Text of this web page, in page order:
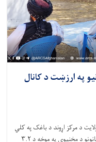
افغانیو په ارزښت د کانال
د مرکز اړوند د باغک په کلي
کې د سېلابونو له امله د رامنځته کېدونکو زیانونو د مخنیوي په موخه د ۳.۲